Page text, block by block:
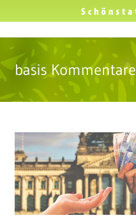
basis Kommentare